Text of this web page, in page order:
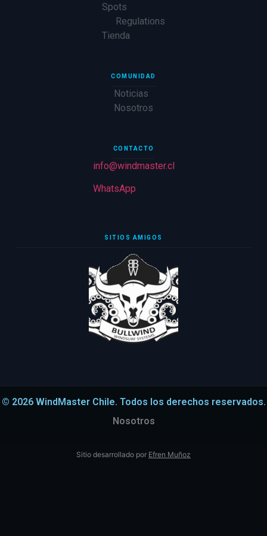
Spots
Regulations
Tienda
COMUNIDAD
Noticias
Nosotros
CONTACTO
info@windmaster.cl
WhatsApp
SITIOS AMIGOS
© 2026 WindMaster Chile. Todos los derechos reservados.
Nosotros
Sitio desarrollado por Efren Muñoz